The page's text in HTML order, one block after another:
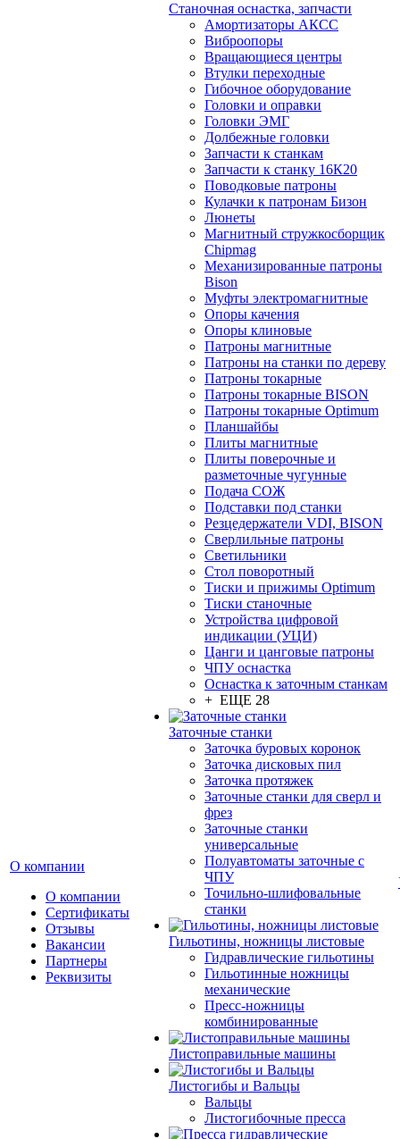
О компании
О компании
Сертификаты
Отзывы
Вакансии
Партнеры
Реквизиты
Станочная оснастка, запчасти
Амортизаторы АКСС
Виброопоры
Вращающиеся центры
Втулки переходные
Гибочное оборудование
Головки и оправки
Головки ЭМГ
Долбежные головки
Запчасти к станкам
Запчасти к станку 16К20
Поводковые патроны
Кулачки к патронам Бизон
Люнеты
Магнитный стружкосборщик
Chipmag
Механизированные патроны
Bison
Муфты электромагнитные
Опоры качения
Опоры клиновые
Патроны магнитные
Патроны на станки по дереву
Патроны токарные
Патроны токарные BISON
Патроны токарные Optimum
Планшайбы
Плиты магнитные
Плиты поверочные и
разметочные чугунные
Подача СОЖ
Подставки под станки
Резцедержатели VDI, BISON
Сверлильные патроны
Светильники
Стол поворотный
Тиски и прижимы Optimum
Тиски станочные
Устройства цифровой
индикации (УЦИ)
Цанги и цанговые патроны
ЧПУ оснастка
Оснастка к заточным станкам
+ ЕЩЕ 28
Заточные станки
Заточка буровых коронок
Заточка дисковых пил
Заточка протяжек
Заточные станки для сверл и
фрез
Заточные станки
универсальные
Полуавтоматы заточные с
ЧПУ
Точильно-шлифовальные
станки
Гильотины, ножницы листовые
Гидравлические гильотины
Гильотинные ножницы
механические
Пресс-ножницы
комбинированные
Листоправильные машины
Листогибы и Вальцы
Вальцы
Листогибочные пресса